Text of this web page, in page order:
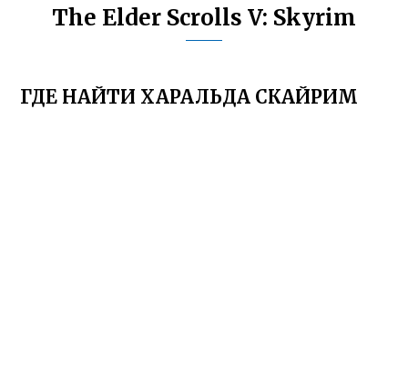
The Elder Scrolls V: Skyrim
ГДЕ НАЙТИ ХАРАЛЬДА СКАЙРИМ